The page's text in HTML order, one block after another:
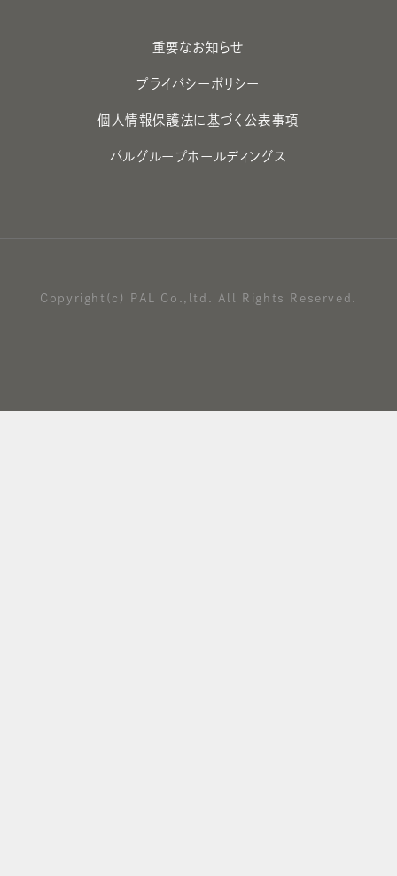
重要なお知らせ
プライバシーポリシー
個人情報保護法に基づく公表事項
パルグループホールディングス
Copyright(c) PAL Co.,ltd. All Rights Reserved.